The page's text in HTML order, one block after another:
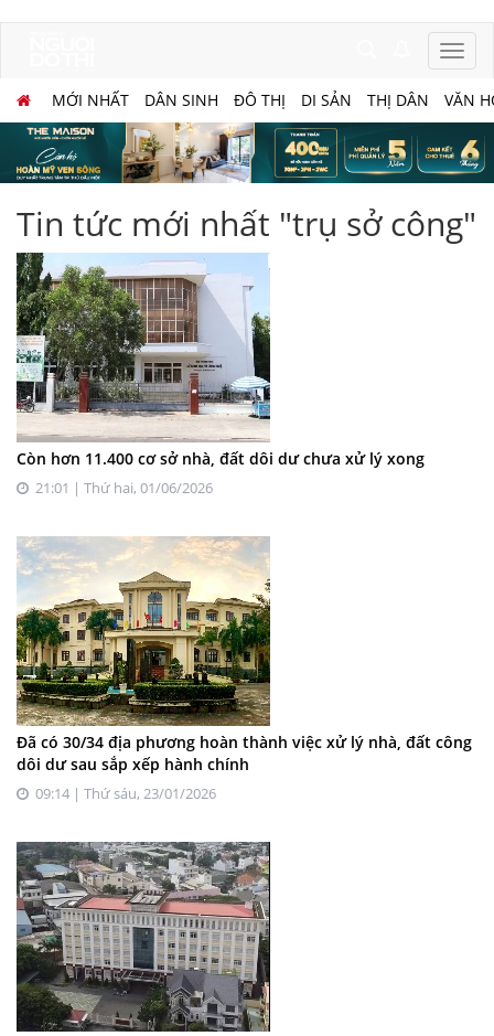
MỚI NHẤT DÂN SINH ĐÔ THỊ DI SẢN THỊ DÂN VĂN
Tin tức mới nhất "trụ sở công"
Còn hơn 11.400 cơ sở nhà, đất dôi dư chưa xử lý xong
21:01 | Thứ hai, 01/06/2026
Đã có 30/34 địa phương hoàn thành việc xử lý nhà, đất công
dôi dư sau sắp xếp hành chính
09:14 | Thứ sáu, 23/01/2026